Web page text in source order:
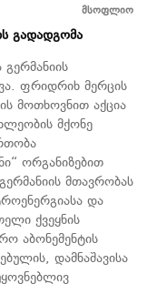
მსოფლიო
გადადგომა
გერმანიის
ფრიდრიხ მერცის
მოთხოვნით აქცია
მქონე
ორგანიზებით
მთავრობას
და
ქვეყნის
აბონემენტის
დამნაშავისა